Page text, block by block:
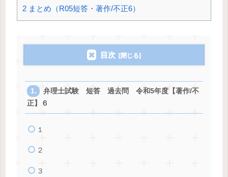
2 まとめ（R05短答・著作/不正6）
目次
弁理士試験 短答 過去問 令和5年度【著作/不
正】６
１
２
３